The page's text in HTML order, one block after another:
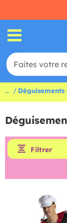
...
Filtrer